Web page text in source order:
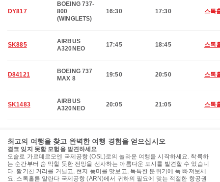
DY817
BOEING 737-
800
(WINGLETS)
16:30 17:30 스톡
SK885
AIRBUS
A320NEO
17:45 18:45 스톡
D84121
BOEING 737
MAX 8
19:50 20:50 스톡
SK1483
AIRBUS
A320NEO
20:05 21:05 스톡
최고의 여행을 찾고 완벽한 여행 경험을 얻으십시오
결코 잊지 못할 모험을 발견하세요
오슬로 가르데르모엔 국제공항 (OSL)로의 놀라운 여행을 시작하세요. 착륙하
는 순간부터 숨 막힐 듯한 전망을 선사하는 아름다운 도시를 발견할 수 있습니
다. 활기찬 거리를 거닐고, 현지 풍미를 맛보고, 독특한 분위기에 푹 빠져보세
요. 스톡홀름 알란다 국제공항 (ARN)에서 귀하의 필요에 맞는 적절한 항공권